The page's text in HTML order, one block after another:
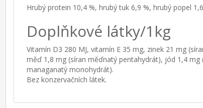
Hrubý protein 10,4 %, hrubý tuk 6,9 %, hrubý popel
Doplňkové látky/1kg
Vitamín D3 280 MJ, vitamín E 35 mg, zinek 21 mg
měď 1,8 mg (síran měďnatý pentahydrát), jód 1,4
managanatý monohydrát).
Bez konzervačních látek.